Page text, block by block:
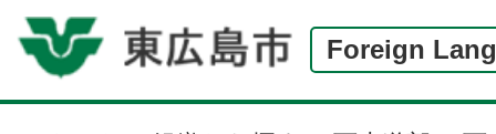
Foreign